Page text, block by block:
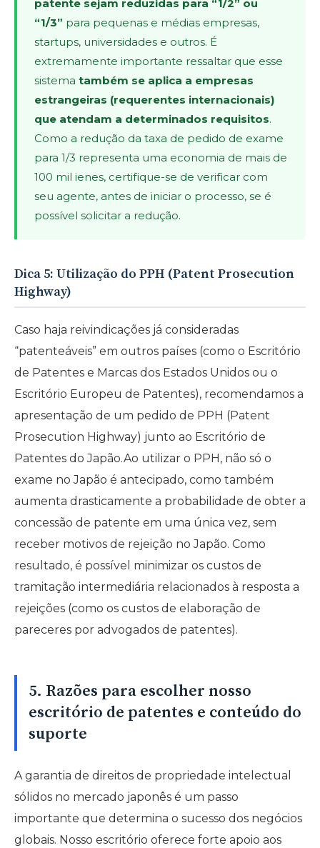
patente sejam reduzidas para “1/2” ou
“1/3” para pequenas e médias empresas,
startups, universidades e outros. É
extremamente importante ressaltar que esse
sistema também se aplica a empresas
estrangeiras (requerentes internacionais)
que atendam a determinados requisitos.
Como a redução da taxa de pedido de exame
para 1/3 representa uma economia de mais de
100 mil ienes, certifique-se de verificar com
seu agente, antes de iniciar o processo, se é
possível solicitar a redução.
Dica 5: Utilização do PPH (Patent Prosecution
Highway)
Caso haja reivindicações já consideradas
“patenteáveis” em outros países (como o Escritório
de Patentes e Marcas dos Estados Unidos ou o
Escritório Europeu de Patentes), recomendamos a
apresentação de um pedido de PPH (Patent
Prosecution Highway) junto ao Escritório de
Patentes do Japão.Ao utilizar o PPH, não só o
exame no Japão é antecipado, como também
aumenta drasticamente a probabilidade de obter a
concessão de patente em uma única vez, sem
receber motivos de rejeição no Japão. Como
resultado, é possível minimizar os custos de
tramitação intermediária relacionados à resposta a
rejeições (como os custos de elaboração de
pareceres por advogados de patentes).
5. Razões para escolher nosso
escritório de patentes e conteúdo do
suporte
A garantia de direitos de propriedade intelectual
sólidos no mercado japonês é um passo
importante que determina o sucesso dos negócios
globais. Nosso escritório oferece forte apoio aos